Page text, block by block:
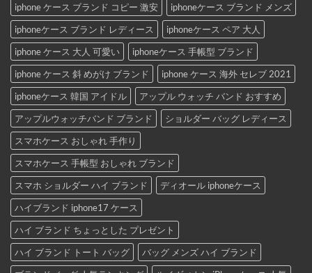
iphone ケース ブランド コピー 激安
iphoneケース ブランド メンズ
iphoneケース ブランド レディース
iphoneケース ペア 大人
iphone ケース 大人 可愛い
iphoneケース 手帳型 ブランド
iphone ケース 斜 めがけ ブランド
iphone ケース 海外 セレブ 2021
iphoneケース 韓国 アイドル
アップル ウォッチ バンド おすすめ
アップルウォッチバンド ブランド
ショルダー バッグ レディース
スマホケース おしゃれ 手作り
スマホケース 手帳型 おしゃれ ブランド
スマホ ショルダー ハイ ブランド
ディオール iphoneケース
ハイブランド iphone17 ケース
ハイ ブランド ちょっとした プレゼント
ハイ ブランド トート バッグ
バッグ メンズ ハイ ブランド